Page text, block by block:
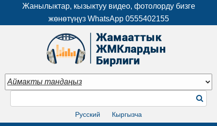
Жанылыктар, кызыктуу видео, фотолорду бизге
жөнөтүңүз WhatsApp 0555402155
Русский Кыргызча